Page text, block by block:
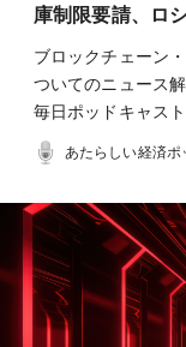
庫制限要請、ロ
ブロックチェーン
ついてのニュース
毎日ポッドキャス